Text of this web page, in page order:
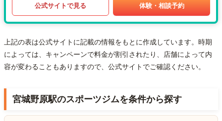
公式サイトで見る 体験・相談予約
上記の表は公式サイトに記載の情報をもとに作成しています。時期
によっては、キャンペーンで料金が割引されたり、店舗によって内
容が変わることもありますので、公式サイトでご確認ください。
宮城野原駅のスポーツジムを条件から探す